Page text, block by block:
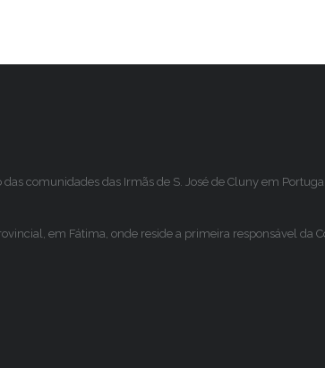
comunidades das Irmãs de S. José de Cluny em
em Fátima, onde reside a primeira responsável